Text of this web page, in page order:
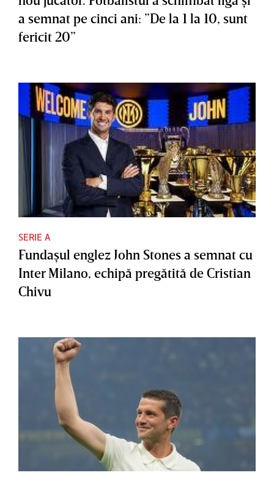
a semnat pe cinci ani: ”De la 1 la 10, sunt
fericit 20”
SERIE A
Fundaşul englez John Stones a semnat cu
Inter Milano, echipă pregătită de Cristian
Chivu